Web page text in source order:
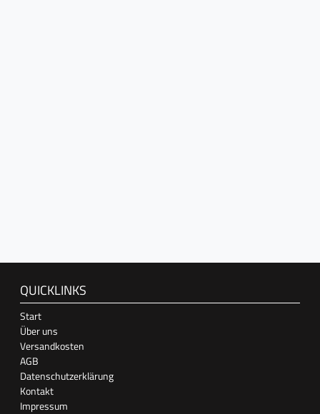
QUICKLINKS
Start
Über uns
Versandkosten
AGB
Datenschutzerklärung
Kontakt
Impressum